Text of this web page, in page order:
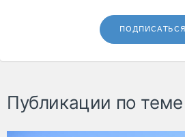
ПОДПИСАТЬСЯ
Публикации по теме